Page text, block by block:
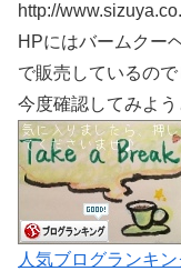
http://
HPにはバームクー
で販売しているので
今度確認してみよう
人気ブログランキ